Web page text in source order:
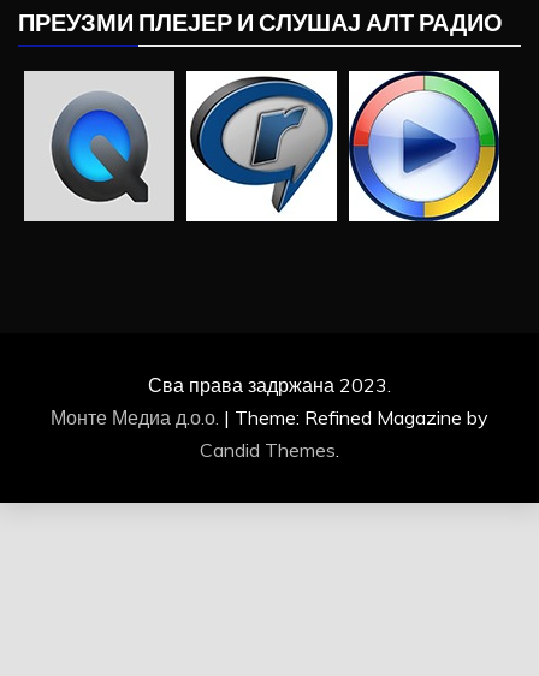
ПРЕУЗМИ ПЛЕЈЕР И СЛУШАЈ АЛТ РАДИО
Сва права задржана 2023.
Монте Медиа д.о.о. | Theme: Refined Magazine by
Candid Themes.